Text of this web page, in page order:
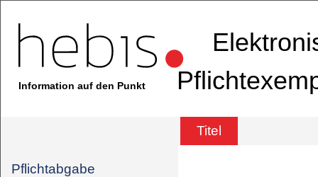
Information auf den Punkt
Titel
Pflichtabgabe